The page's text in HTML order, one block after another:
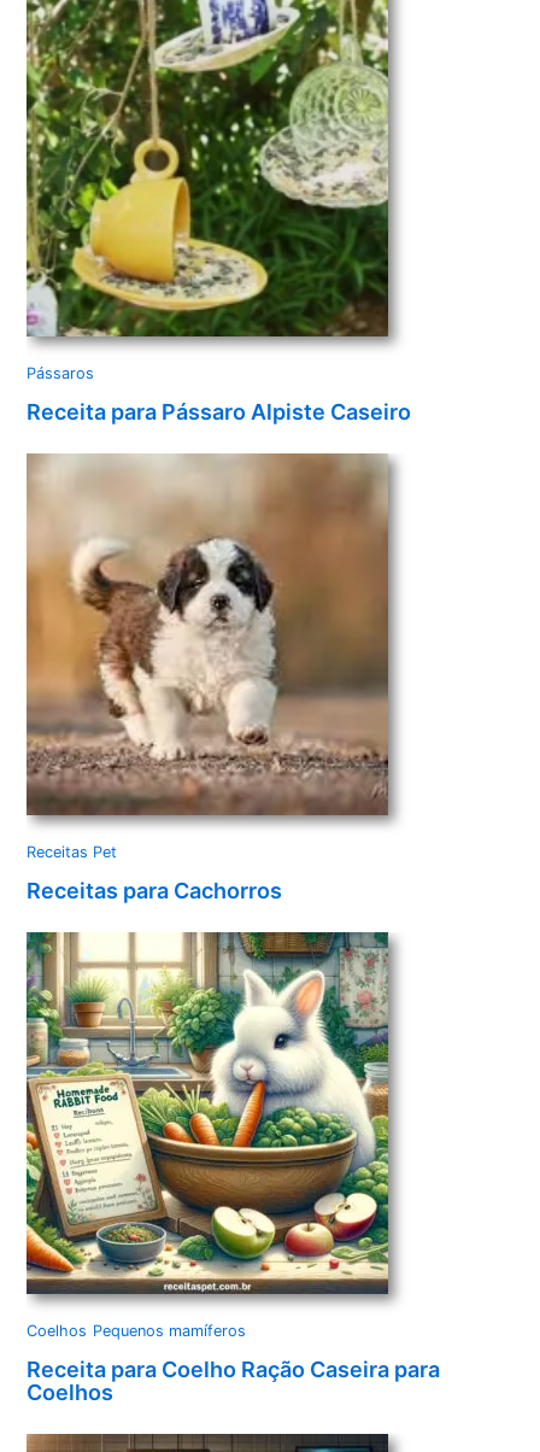
d
e
o
Pássaros
Receita para Pássaro Alpiste Caseiro
Receitas Pet
Receitas para Cachorros
Coelhos Pequenos mamíferos
Receita para Coelho Ração Caseira para
Coelhos